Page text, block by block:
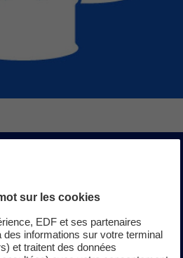
du cycle de vie industriel,
qui vous conviennent
sur les cookies
EDF et ses partenaires
informations sur votre terminal
et traitent des données